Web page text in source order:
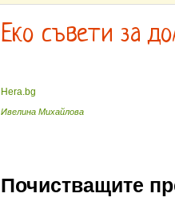
Еко съвети за
Hera.bg
Ивелина Михайлова
Почистващите